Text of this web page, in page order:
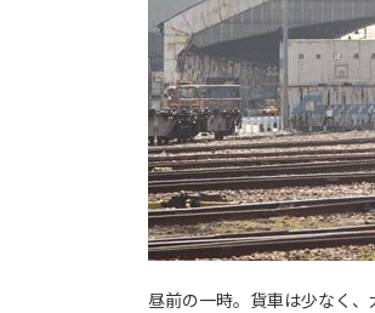
昼前の一時。貨車は少なく、